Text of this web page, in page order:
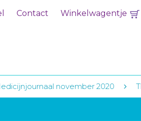
Contact Winkelwagentje
november 2020